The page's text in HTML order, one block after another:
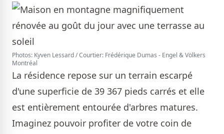
Photos: Kyven Lessard / Courtier: Frédérique Dumas - Engel & Völkers
Montréal
La résidence repose sur un terrain escarpé
d'une superficie de 39 367 pieds carrés et elle
est entièrement entourée d'arbres matures.
Imaginez pouvoir profiter de votre coin de